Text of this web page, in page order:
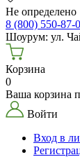
Не определено
8 (800) 550-87-
Шоурум: ул.
Корзина
0
Ваша корзина
Войти
Вход в